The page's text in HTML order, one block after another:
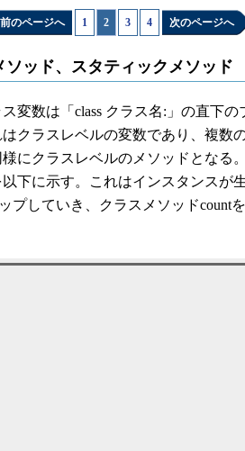
前のページへ 1 2 3 4 次のページへ
ッド、スタティックメソッド
変数は「class クラス名:」の直下の
クラスレベルの変数であり、複数
にクラスレベルのメソッドとなる
下に示す。これはインスタンスが
プしていき、クラスメソッドcount